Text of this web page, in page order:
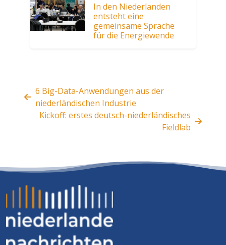
In den Niederlanden
entsteht eine
gemeinsame Sprache
für die Energiewende
6 Big-Data-Anwendungen aus der
niederländischen Industrie
Kickoff: erstes deutsch-niederländisches
Fieldlab